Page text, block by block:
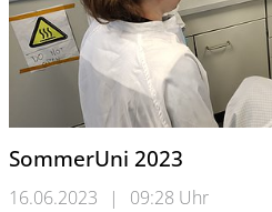
SommerUni 2023
16.06.2023 |
09:28 Uhr